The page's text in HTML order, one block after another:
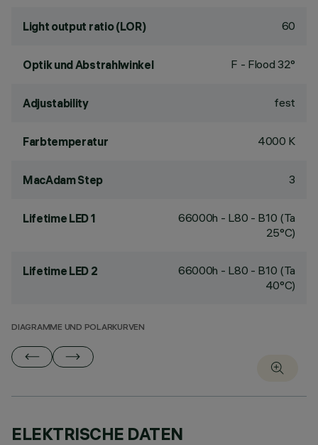
Light output ratio (LOR) 60
Optik und Abstrahlwinkel F - Flood 32°
Adjustability fest
Farbtemperatur 4000 K
MacAdam Step 3
Lifetime LED 1
66000h - L80 - B10 (Ta
25°C)
Lifetime LED 2
66000h - L80 - B10 (Ta
40°C)
DIAGRAMME UND POLARKURVEN
ELEKTRISCHE DATEN